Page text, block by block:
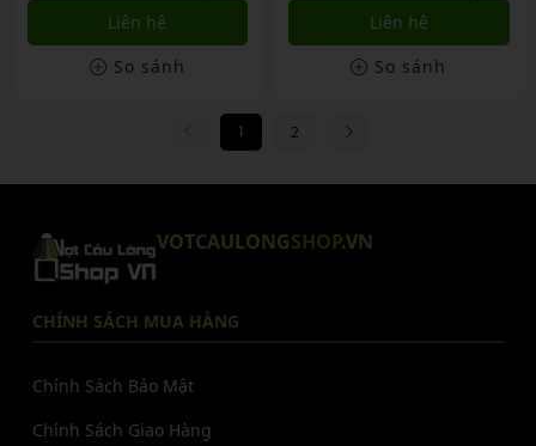
Liên hệ
So sánh
Liên hệ
So sánh
1 2
VOTCAULONGSHOP.VN
CHÍNH SÁCH MUA HÀNG
Chính Sách Bảo Mật
Chính Sách Giao Hàng